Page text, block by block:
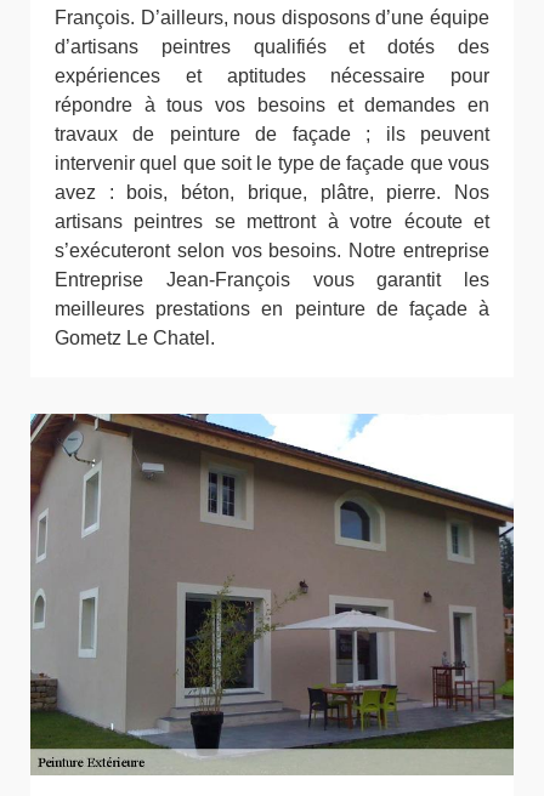
François. D’ailleurs, nous disposons d’une équipe
d’artisans peintres qualifiés et dotés des
expériences et aptitudes nécessaire pour
répondre à tous vos besoins et demandes en
travaux de peinture de façade ; ils peuvent
intervenir quel que soit le type de façade que vous
avez : bois, béton, brique, plâtre, pierre. Nos
artisans peintres se mettront à votre écoute et
s’exécuteront selon vos besoins. Notre entreprise
Entreprise Jean-François vous garantit les
meilleures prestations en peinture de façade à
Gometz Le Chatel.